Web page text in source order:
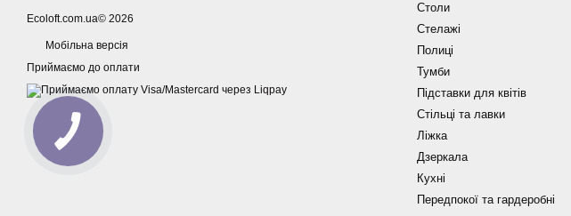
Ecoloft.com.ua© 2026
Мобільна версія
Приймаємо до оплати
Столи
Стелажі
Полиці
Тумби
Підставки для квітів
Стільці та лавки
Ліжка
Дзеркала
Кухні
Передпокої та гардеробні